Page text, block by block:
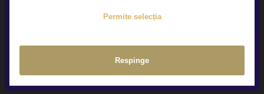
Permite selecția
Respinge